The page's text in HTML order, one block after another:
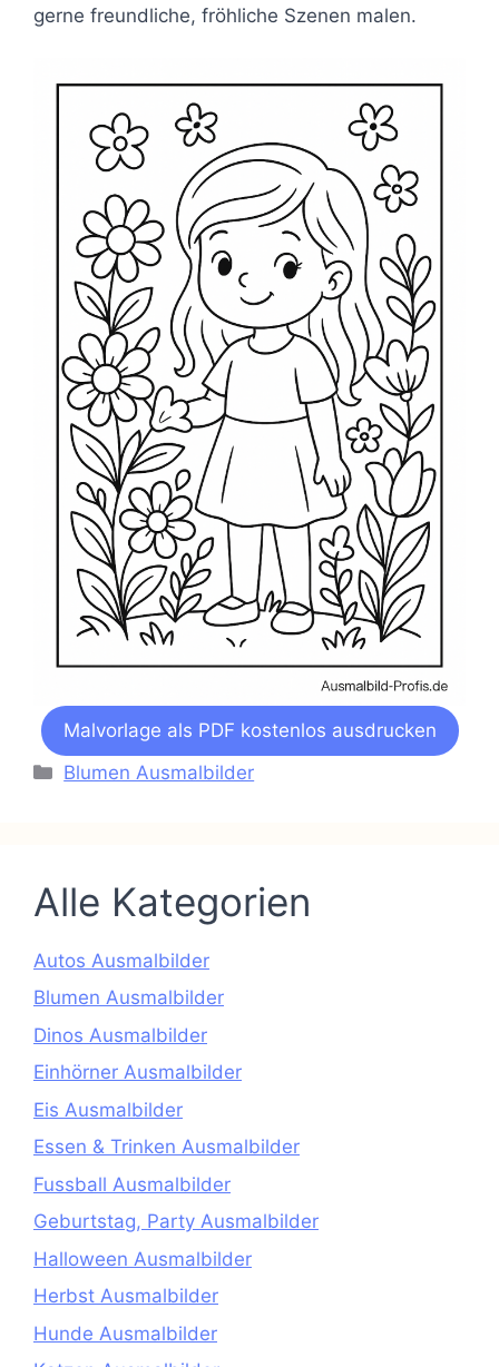
gerne freundliche, fröhliche Szenen malen.
Malvorlage als PDF kostenlos ausdrucken
Kategorien
Blumen Ausmalbilder
Alle Kategorien
Autos Ausmalbilder
Blumen Ausmalbilder
Dinos Ausmalbilder
Einhörner Ausmalbilder
Eis Ausmalbilder
Essen & Trinken Ausmalbilder
Fussball Ausmalbilder
Geburtstag, Party Ausmalbilder
Halloween Ausmalbilder
Herbst Ausmalbilder
Hunde Ausmalbilder